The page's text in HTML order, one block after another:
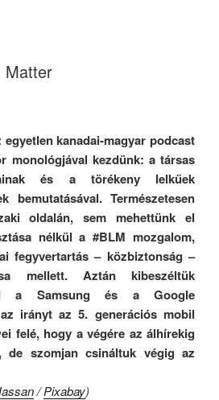
Matter
kanadai-magyar podcast
monológjával kezdünk: a társas
és a törékeny lelkűek
bemutatásával. Természetesen
oldalán, sem mehettünk el
nélkül a #BLM mozgalom,
fegyvertartás – közbiztonság –
mellett. Aztán kibeszéltük
a Samsung és a Google
irányt az 5. generációs mobil
felé, hogy a végére az álhírekig
de szomjan csináltuk végig az
/Pixabay)